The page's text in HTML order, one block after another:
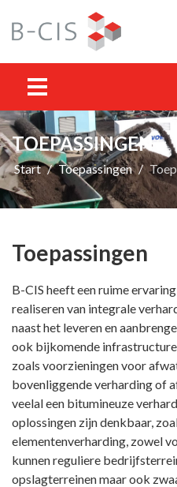
TOEPASSINGEN
Start Toepassingen
Toepassingen
B-CIS heeft een ruime
realiseren van integrale
naast het leveren en
ook bijkomende
zoals voorzieningen voor
bovenliggende verharding of
veelal een bitumineuze
oplossingen zijn denkbaar,
elementenverharding, zowel
kunnen reguliere
opslagterreinen maar ook